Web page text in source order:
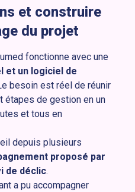
et construire
du projet
fonctionne avec une
et un logiciel de
besoin est réel de réunir
de gestion en un
et tous en
depuis plusieurs
proposé par
de déclic.
a pu accompagner